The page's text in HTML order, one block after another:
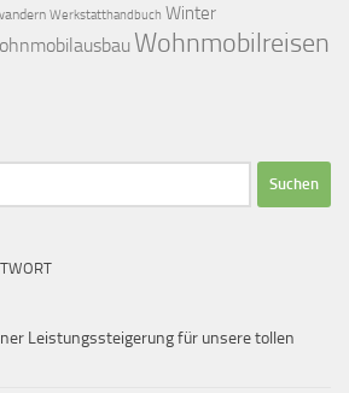
Werkstatthandbuch Winter
Wohnmobilreisen
Leistungssteigerung für unsere tollen